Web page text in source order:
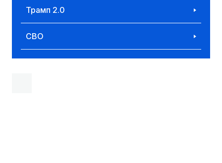
Трамп 2.0
СВО